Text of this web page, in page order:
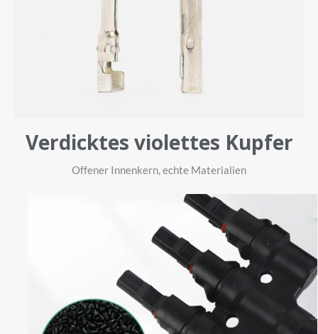
Verdicktes violettes Kupfer
Offener Innenkern, echte Materialien